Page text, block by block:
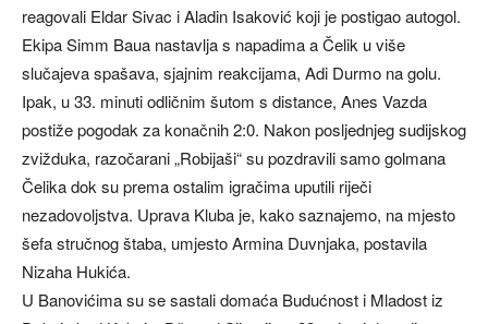
reagovali Eldar Sivac i Aladin Isaković koji je postigao autogol.
Ekipa Simm Baua nastavlja s napadima a Čelik u više
slučajeva spašava, sjajnim reakcijama, Adi Durmo na golu.
Ipak, u 33. minuti odličnim šutom s distance, Anes Vazda
postiže pogodak za konačnih 2:0. Nakon posljednjeg sudijskog
zvižduka, razočarani „Robijaši“ su pozdravili samo golmana
Čelika dok su prema ostalim igračima uputili riječi
nezadovoljstva. Uprava Kluba je, kako saznajemo, na mjesto
šefa stručnog štaba, umjesto Armina Duvnjaka, postavila
Nizaha Hukića.
U Banovićima su se sastali domaća Budućnost i Mladost iz